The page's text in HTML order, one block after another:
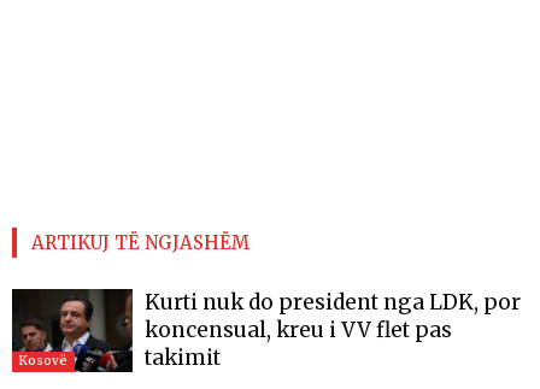
ARTIKUJ TË NGJASHËM
Kosovë
Kurti nuk do president nga LDK, por
koncensual, kreu i VV flet pas
takimit